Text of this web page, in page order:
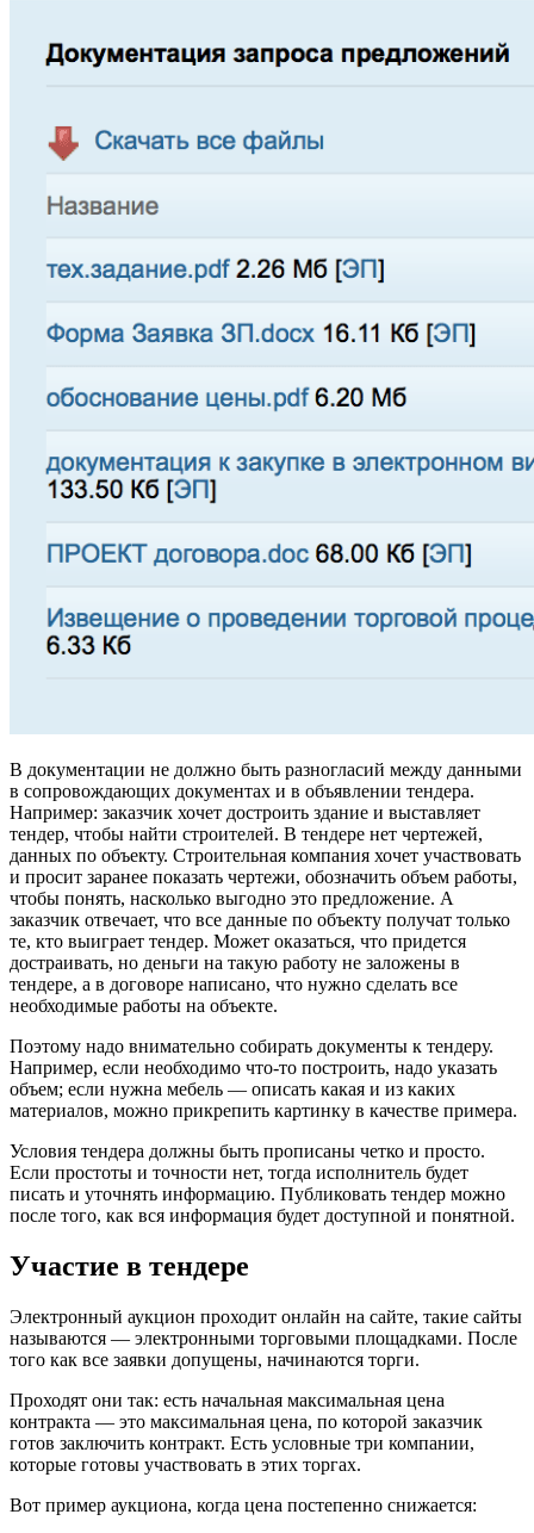
В документации не должно быть разногласий между данными
в сопровождающих документах и в объявлении тендера.
Например: заказчик хочет достроить здание и выставляет
тендер, чтобы найти строителей. В тендере нет чертежей,
данных по объекту. Строительная компания хочет участвовать
и просит заранее показать чертежи, обозначить объем работы,
чтобы понять, насколько выгодно это предложение. А
заказчик отвечает, что все данные по объекту получат только
те, кто выиграет тендер. Может оказаться, что придется
достраивать, но деньги на такую работу не заложены в
тендере, а в договоре написано, что нужно сделать все
необходимые работы на объекте.
Поэтому надо внимательно собирать документы к тендеру.
Например, если необходимо что-то построить, надо указать
объем; если нужна мебель — описать какая и из каких
материалов, можно прикрепить картинку в качестве примера.
Условия тендера должны быть прописаны четко и просто.
Если простоты и точности нет, тогда исполнитель будет
писать и уточнять информацию. Публиковать тендер можно
после того, как вся информация будет доступной и понятной.
Участие в тендере
Электронный аукцион проходит онлайн на сайте, такие сайты
называются — электронными торговыми площадками. После
того как все заявки допущены, начинаются торги.
Проходят они так: есть начальная максимальная цена
контракта — это максимальная цена, по которой заказчик
готов заключить контракт. Есть условные три компании,
которые готовы участвовать в этих торгах.
Вот пример аукциона, когда цена постепенно снижается: